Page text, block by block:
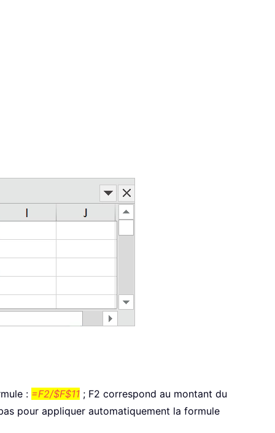
: =F2/$F$11 ; F2 correspond au montant du
pour appliquer automatiquement la formule